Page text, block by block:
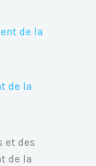
de la
et des
de la